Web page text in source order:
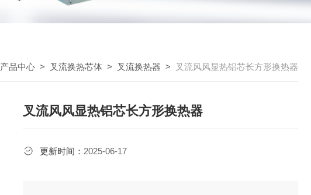
产品中心 > 叉流换热芯体 > 叉流换热器 > 叉流风风显热铝芯长方形换热器
叉流风风显热铝芯长方形换热器
更新时间： 2025-06-17